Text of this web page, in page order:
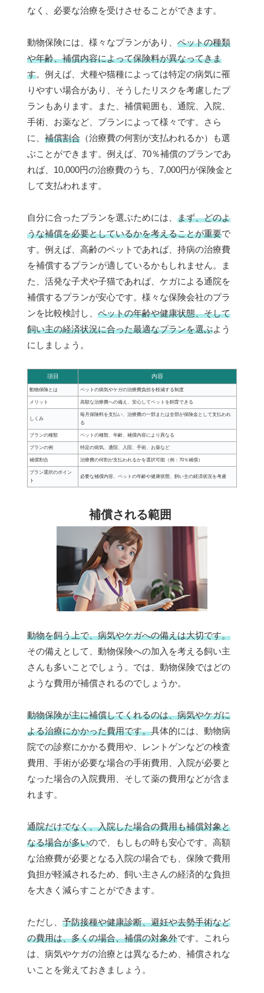
なく、必要な治療を受けさせることができます。
動物保険には、様々なプランがあり、 ペットの種類
や年齢、補償内容によって保険料が異なってきま
す。例えば、犬種や猫種によっては特定の病気に罹
りやすい場合があり、そうしたリスクを考慮したプ
ランもあります。また、補償範囲も、通院、入院、
手術、お薬など、プランによって様々です。さら
に、 補償割合 （治療費の何割が支払われるか）も選
ぶことができます。例えば、70％補償のプランであ
れば、10,000円の治療費のうち、7,000円が保険金と
して支払われます。
自分に合ったプランを選ぶためには、 まず、どのよ
うな補償を必要としているかを考えることが重要で
す。例えば、高齢のペットであれば、持病の治療費
を補償するプランが適しているかもしれません。ま
た、活発な子犬や子猫であれば、ケガによる通院を
補償するプランが安心です。様々な保険会社のプラ
ンを比較検討し、 ペットの年齢や健康状態、そして
飼い主の経済状況に合った最適なプランを選ぶよう
にしましょう。
項目 内容
動物保険とは ペットの病気やケガの治療費負担を軽減する制度
メリット 高額な治療費への備え、安心してペットを飼育できる
しくみ
毎月保険料を支払い、治療費の一部または全部が保険金として支払われ
る
プランの種類 ペットの種類、年齢、補償内容により異なる
プランの例 特定の病気、通院、入院、手術、お薬など
補償割合 治療費の何割が支払われるかを選択可能（例：70％補償）
プラン選択のポイン
ト
必要な補償内容、ペットの年齢や健康状態、飼い主の経済状況を考慮
補償される範囲
動物を飼う上で、病気やケガへの備えは大切です。
その備えとして、動物保険への加入を考える飼い主
さんも多いことでしょう。では、動物保険ではどの
ような費用が補償されるのでしょうか。
動物保険が主に補償してくれるのは、病気やケガに
よる治療にかかった費用です。具体的には、動物病
院での診察にかかる費用や、レントゲンなどの検査
費用、手術が必要な場合の手術費用、入院が必要と
なった場合の入院費用、そして薬の費用などが含ま
れます。
通院だけでなく、入院した場合の費用も補償対象と
なる場合が多いので、もしもの時も安心です。高額
な治療費が必要となる入院の場合でも、保険で費用
負担が軽減されるため、飼い主さんの経済的な負担
を大きく減らすことができます。
ただし、 予防接種や健康診断、避妊や去勢手術など
の費用は、多くの場合、補償の対象外です。これら
は、病気やケガの治療とは異なるため、補償されな
いことを覚えておきましょう。